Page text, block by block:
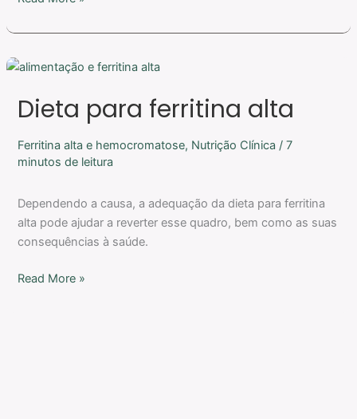
Dieta para ferritina alta
Ferritina alta e hemocromatose, Nutrição Clínica /7
minutos de leitura
Dependendo a causa, a adequação da dieta para ferritina
alta pode ajudar a reverter esse quadro, bem como as suas
consequências à saúde.
Dieta
ferritina
Read More »